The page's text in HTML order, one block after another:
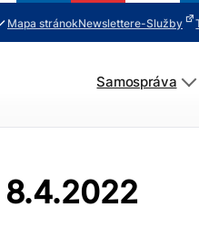
Mapa stránokNewslettere-Služby
Samospráva